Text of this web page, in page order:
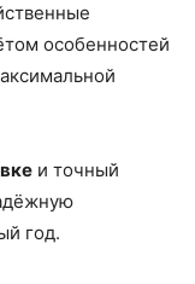
особенностей
и точный
год.